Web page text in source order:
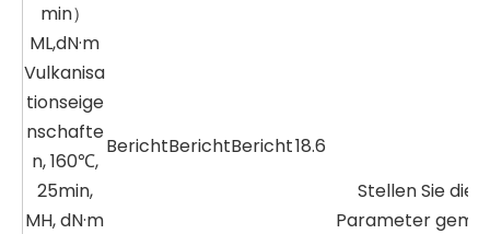
min）
ML,dN·m
Stellen Sie die
Parameter
Vulkanisa
tionseige
nschafte
n, 160℃,
25min,
MH, dN·m
BerichtBerichtBericht18.6